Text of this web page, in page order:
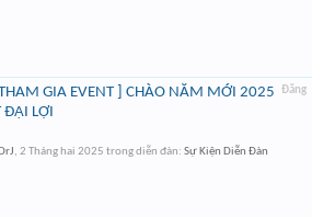
Đăng
GIA EVENT ] CHÀO NĂM MỚI 2025
ĐẠI LỢI
DrJ, 2 Tháng hai 2025 trong diễn đàn: Sự Kiện Diễn Đàn